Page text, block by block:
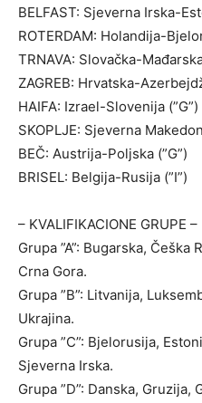
BELFAST: Sjeverna Irska-
ROTERDAM: Holandija-
TRNAVA: Slovačka-Mađarska
ZAGREB: Hrvatska-
HAIFA: Izrael-Slovenija (”G”)
SKOPLJE: Sjeverna
BEČ: Austrija-Poljska (”G”)
BRISEL: Belgija-Rusija (”I”)
– KVALIFIKACIONE GRUPE –
Grupa ”A”: Bugarska,
Crna Gora.
Grupa ”B”: Litvanija,
Ukrajina.
Grupa ”C”: Bjelorusija,
Sjeverna Irska.
Grupa ”D”: Danska, Gruzija,